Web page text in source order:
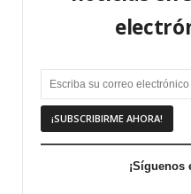
¡Síguenos